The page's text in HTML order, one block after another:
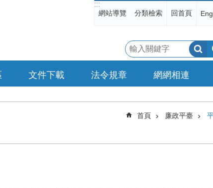
:::
網站導覽 分類檢索 回首頁
文件下載 法令規章 網網相連
首頁 廉政平臺